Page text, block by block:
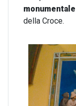
della Croce.